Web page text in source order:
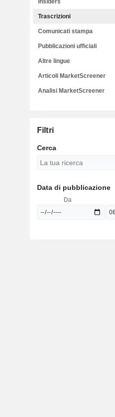
Insiders
Trascrizioni
Comunicati stampa
Pubblicazioni ufficiali
Altre lingue
Articoli MarketScreener
Analisi MarketScreener
Filtri
Cerca
Data di pubblicazione
Da